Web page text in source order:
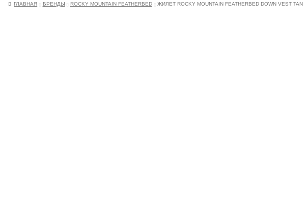
ГЛАВНАЯ БРЕНДЫ ROCKY MOUNTAIN FEATHERBED ЖИЛЕТ ROCKY MOUNTAIN FEATHERBED DOWN VEST TAN